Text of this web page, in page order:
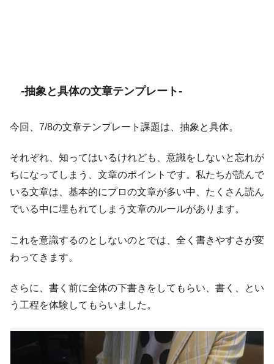
-抽象と具体の文章テンプレート-
今回、7/8の文章テンプレート課題は、抽象と具体。
それぞれ、知ってはいるけれども、意識をしないと忘れが
ちになってしまう、文章のポイントです。私たちが読んで
いる文章は、基本的にプロの文章が多い中、たくさん読ん
でいる中に埋もれてしまう文章のルールがあります。
これを意識するのとしないのとでは、全く書きやすさが変
わってきます。
さらに、書く前に全体の下書きをしてもらい、書く、とい
う工程を体験してもらいました。